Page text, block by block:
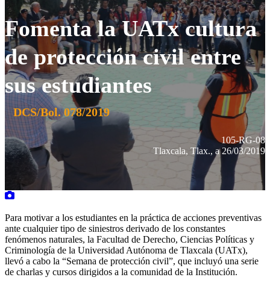
Fomenta la UATx cultura
de protección civil entre
sus estudiantes
DCS/Bol. 078/2019
105-RG-08
Tlaxcala, Tlax., a 26/03/2019
Para motivar a los estudiantes en la práctica de acciones preventivas
ante cualquier tipo de siniestros derivado de los constantes
fenómenos naturales, la Facultad de Derecho, Ciencias Políticas y
Criminología de la Universidad Autónoma de Tlaxcala (UATx),
llevó a cabo la “Semana de protección civil”, que incluyó una serie
de charlas y cursos dirigidos a la comunidad de la Institución.